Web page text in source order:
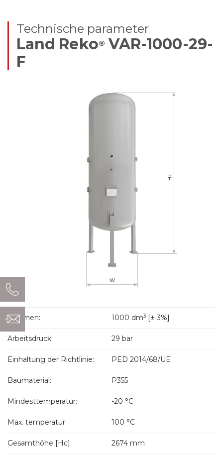
Technische parameter
Land Reko® VAR-1000-29-
F
Volumen: 1000 dm3 [± 3%]
Arbeitsdruck: 29 bar
Einhaltung der Richtlinie: PED 2014/68/UE
Baumaterial: P355
Mindesttemperatur: -20 °C
Max. temperatur: 100 °C
Gesamthöhe [Hc]: 2674 mm